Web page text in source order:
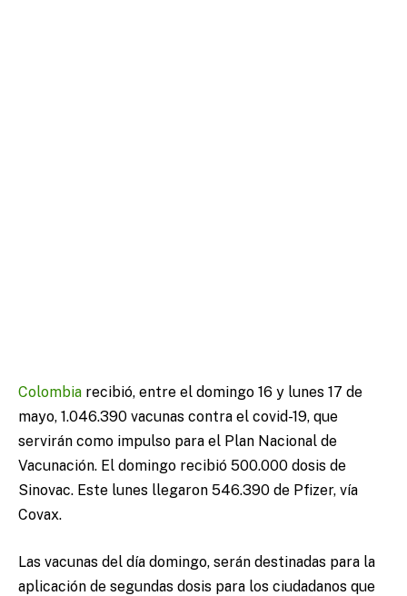
Colombia recibió, entre el domingo 16 y lunes 17 de
mayo, 1.046.390 vacunas contra el covid-19, que
servirán como impulso para el Plan Nacional de
Vacunación. El domingo recibió 500.000 dosis de
Sinovac. Este lunes llegaron 546.390 de Pfizer, vía
Covax.
Las vacunas del día domingo, serán destinadas para la
aplicación de segundas dosis para los ciudadanos que